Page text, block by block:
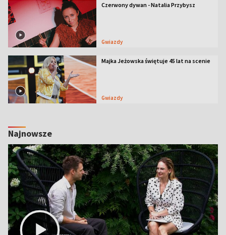
Czerwony dywan - Natalia Przybysz
Gwiazdy
Majka Jeżowska świętuje 45 lat na scenie
Gwiazdy
Najnowsze